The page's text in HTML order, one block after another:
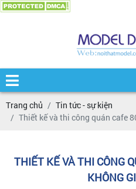
Trang chủ
Tin tức - sự kiện
Thiết kế và thi công quán cafe
THIẾT KẾ VÀ THI CÔNG
KHÔNG